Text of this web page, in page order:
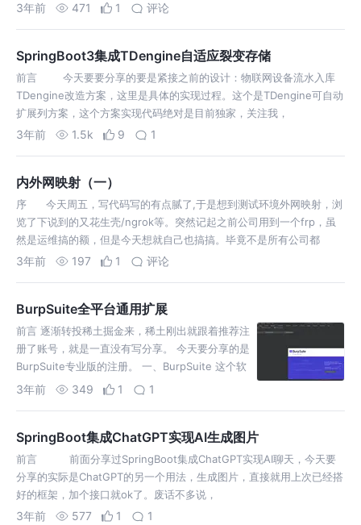
3年前 471 1 评论
SpringBoot3集成TDengine自适应裂变存储
前言 今天要要分享的要是紧接之前的设计：物联网设备流水入库
TDengine改造方案，这里是具体的实现过程。这个是TDengine可自动
扩展列方案，这个方案实现代码绝对是目前独家，关注我，
3年前 1.5k 9 1
内外网映射（一）
序 今天周五，写代码写的有点腻了,于是想到测试环境外网映射，浏
览了下说到的又花生壳/ngrok等。突然记起之前公司用到一个frp，虽
然是运维搞的额，但是今天想就自己也搞搞。毕竟不是所有公司都
3年前 197 1 评论
BurpSuite全平台通用扩展
前言 逐渐转投稀土掘金来，稀土刚出就跟着推荐注
册了账号，就是一直没有写分享。 今天要分享的是
BurpSuite专业版的注册。 一、BurpSuite 这个软
件是干嘛的，懂的人都懂，功能强不强大，知道的
3年前 349 1 1
SpringBoot集成ChatGPT实现AI生成图片
前言 前面分享过SpringBoot集成ChatGPT实现AI聊天，今天要
分享的实际是ChatGPT的另一个用法，生成图片，直接就用上次已经搭
好的框架，加个接口就ok了。废话不多说，
3年前 577 1 1